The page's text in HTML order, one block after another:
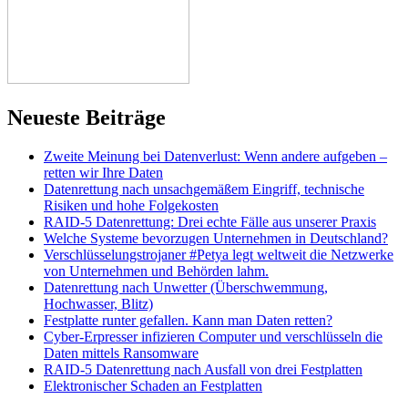
Neueste Beiträge
Zweite Meinung bei Datenverlust: Wenn andere aufgeben –
retten wir Ihre Daten
Datenrettung nach unsachgemäßem Eingriff, technische
Risiken und hohe Folgekosten
RAID-5 Datenrettung: Drei echte Fälle aus unserer Praxis
Welche Systeme bevorzugen Unternehmen in Deutschland?
Verschlüsselungstrojaner #Petya legt weltweit die Netzwerke
von Unternehmen und Behörden lahm.
Datenrettung nach Unwetter (Überschwemmung,
Hochwasser, Blitz)
Festplatte runter gefallen. Kann man Daten retten?
Cyber-Erpresser infizieren Computer und verschlüsseln die
Daten mittels Ransomware
RAID-5 Datenrettung nach Ausfall von drei Festplatten
Elektronischer Schaden an Festplatten